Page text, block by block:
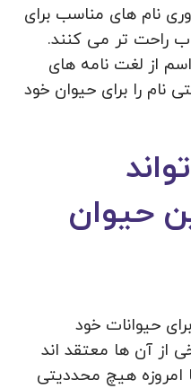
نام های مناسب برای
راحت تر می کنند.
از لغت نامه های
نام را برای حیوان خود
حیوان
حیوانات خود
از آن ها معتقد اند
هیچ محددیتی